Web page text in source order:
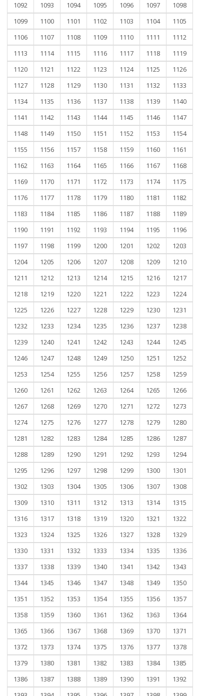
1092
1093 1094 1095 1096 1097
1098
1099
1100 1101 1102 1103 1104
1105
1106
1107 1108 1109 1110 1111
1112
1113
1114 1115 1116 1117 1118
1119
1120
1121 1122 1123 1124 1125
1126
1127
1128 1129 1130 1131 1132
1133
1134
1135 1136 1137 1138 1139
1140
1141
1142 1143 1144 1145 1146
1147
1148
1149 1150 1151 1152 1153
1154
1155
1156 1157 1158 1159 1160
1161
1162
1163 1164 1165 1166 1167
1168
1169
1170 1171 1172 1173 1174
1175
1176
1177 1178 1179 1180 1181
1182
1183
1184 1185 1186 1187 1188
1189
1190
1191 1192 1193 1194 1195
1196
1197
1198 1199 1200 1201 1202
1203
1204
1205 1206 1207 1208 1209
1210
1211
1212 1213 1214 1215 1216
1217
1218
1219 1220 1221 1222 1223
1224
1225
1226 1227 1228 1229 1230
1231
1232
1233 1234 1235 1236 1237
1238
1239
1240 1241 1242 1243 1244
1245
1246
1247 1248 1249 1250 1251
1252
1253
1254 1255 1256 1257 1258
1259
1260
1261 1262 1263 1264 1265
1266
1267
1268 1269 1270 1271 1272
1273
1274
1275 1276 1277 1278 1279
1280
1281
1282 1283 1284 1285 1286
1287
1288
1289 1290 1291 1292 1293
1294
1295
1296 1297 1298 1299 1300
1301
1302
1303 1304 1305 1306 1307
1308
1309
1310 1311 1312 1313 1314
1315
1316
1317 1318 1319 1320 1321
1322
1323
1324 1325 1326 1327 1328
1329
1330
1331 1332 1333 1334 1335
1336
1337
1338 1339 1340 1341 1342
1343
1344
1345 1346 1347 1348 1349
1350
1351
1352 1353 1354 1355 1356
1357
1358
1359 1360 1361 1362 1363
1364
1365
1366 1367 1368 1369 1370
1371
1372
1373 1374 1375 1376 1377
1378
1379
1380 1381 1382 1383 1384
1385
1386
1387 1388 1389 1390 1391
1392